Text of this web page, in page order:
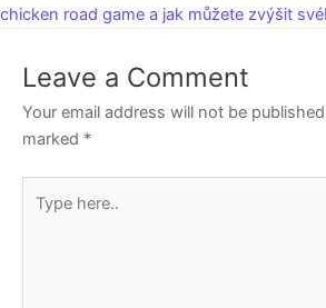
chicken road game a jak můžete zvýšit své
Leave a Comment
Your email address will not be
marked *
here..